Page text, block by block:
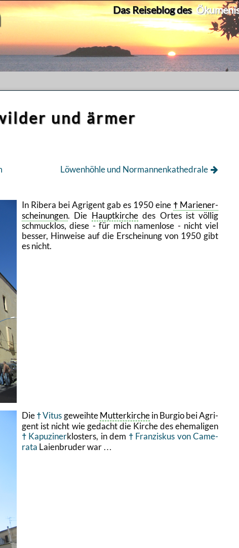
Das Reiseblog des
und ärmer
Lö­wen­höh­le und Nor­man­nen­ka­the­dra­le
In Ri­be­ra bei Ag­ri­gent gab es 1950 eine
Ma­ri­en­er­
schei­nun­gen. Die Haupt­kir­chedes Ortes ist völ­lig
schmuck­los, diese - für mich na­men­lo­se - nicht viel
bes­ser, Hin­wei­se auf die Er­schei­nung von 1950 gibt
es nicht.
Die Vitus ge­weih­teMut­ter­kir­chein Bur­gio bei Ag­ri­
gent ist nicht wie ge­dacht die Kir­che des ehe­ma­li­gen
Ka­pu­zi­nerklos­ters, in dem
Fran­zis­kus von Ca­me­
ra­ta Lai­en­bru­der war …